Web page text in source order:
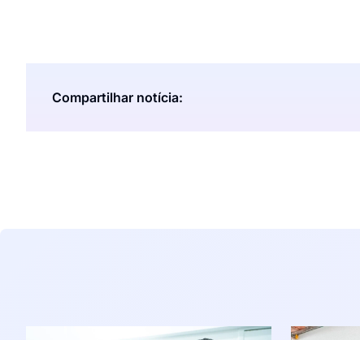
Compartilhar notícia: